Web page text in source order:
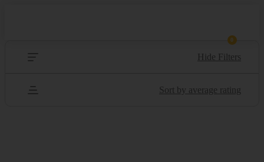
0
Hide Filters
Sort by average rating